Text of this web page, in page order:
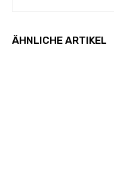
ÄHNLICHE ARTIKEL